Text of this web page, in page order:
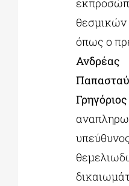
όπως ο
Ανδρέας